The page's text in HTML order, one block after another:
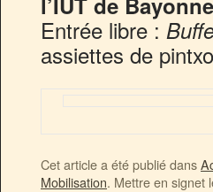
Entrée libre :
assiettes de
Cet article a été publié dans
Mobilisation. Mettre en signet